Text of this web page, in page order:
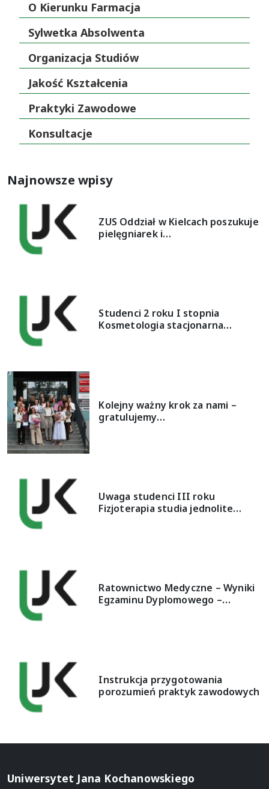
O Kierunku Farmacja
Sylwetka Absolwenta
Organizacja Studiów
Jakość Kształcenia
Praktyki Zawodowe
Konsultacje
Najnowsze wpisy
ZUS Oddział w Kielcach poszukuje
pielęgniarek i…
Studenci 2 roku I stopnia
Kosmetologia stacjonarna…
Kolejny ważny krok za nami –
gratulujemy…
Uwaga studenci III roku
Fizjoterapia studia jednolite…
Ratownictwo Medyczne – Wyniki
Egzaminu Dyplomowego –…
Instrukcja przygotowania
porozumień praktyk zawodowych
Uniwersytet Jana Kochanowskiego